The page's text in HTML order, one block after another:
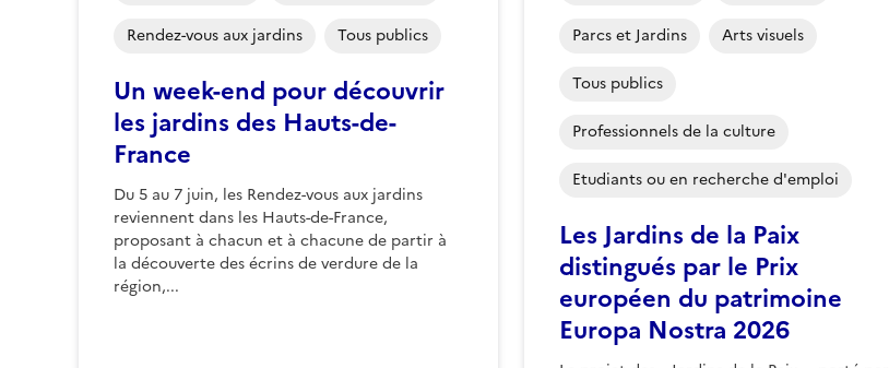
Un week-end pour découvrir
les jardins des Hauts-de-
France
Du 5 au 7 juin, les Rendez-vous aux jardins
reviennent dans les Hauts-de-France,
proposant à chacun et à chacune de partir à
la découverte des écrins de verdure de la
région,...
Rendez-vous aux jardins Tous publics
Les Jardins de la Paix
distingués par le Prix
européen du patrimoine
Europa Nostra 2026
Parcs et Jardins Arts visuels
Tous publics
Professionnels de la culture
Etudiants ou en recherche d'emploi